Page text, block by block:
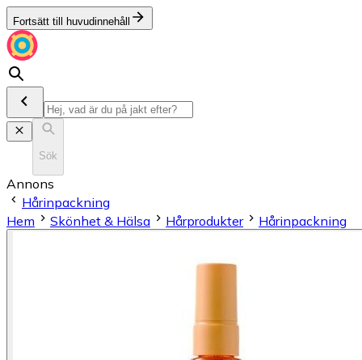
Fortsätt till huvudinnehåll
Sök
Annons
Hårinpackning
Hem
Skönhet & Hälsa Hårprodukter Hårinpackning